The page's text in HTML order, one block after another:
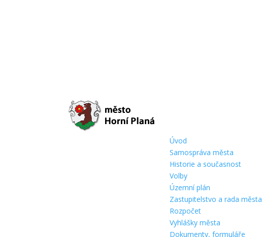
Úvod
Samospráva města
Historie a současnost
Volby
Územní plán
Zastupitelstvo a rada města
Rozpočet
Vyhlášky města
Dokumenty, formuláře